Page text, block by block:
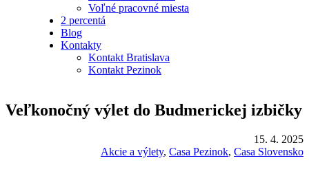
Voľné pracovné miesta
2 percentá
Blog
Kontakty
Kontakt Bratislava
Kontakt Pezinok
Veľkonočný výlet do Budmerickej izbičky
15. 4. 2025
Akcie a výlety, Casa Pezinok, Casa Slovensko